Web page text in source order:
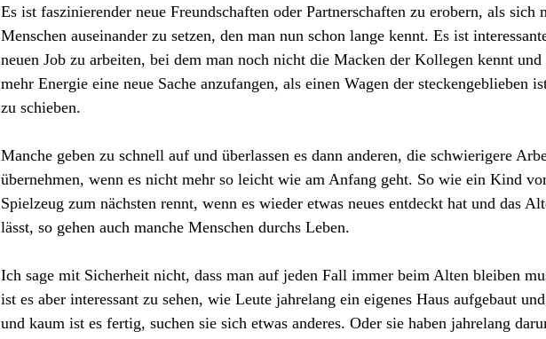
Es ist faszinierender neue Freundschaften oder Partnerschaften zu erobern, als sich
Menschen auseinander zu setzen, den man nun schon lange kennt. Es ist
neuen Job zu arbeiten, bei dem man noch nicht die Macken der Kollegen kennt
mehr Energie eine neue Sache anzufangen, als einen Wagen der steckengeblieben
zu schieben.
Manche geben zu schnell auf und überlassen es dann anderen, die schwierigere
übernehmen, wenn es nicht mehr so leicht wie am Anfang geht. So wie ein Kind
Spielzeug zum nächsten rennt, wenn es wieder etwas neues entdeckt hat und das
lässt, so gehen auch manche Menschen durchs Leben.
Ich sage mit Sicherheit nicht, dass man auf jeden Fall immer beim Alten bleiben
ist es aber interessant zu sehen, wie Leute jahrelang ein eigenes Haus aufgebaut
und kaum ist es fertig, suchen sie sich etwas anderes. Oder sie haben jahrelang